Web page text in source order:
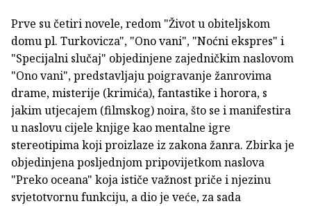
Prve su četiri novele, redom "Život u obiteljskom
domu pl. Turkovicza", "Ono vani", "Noćni ekspres" i
"Specijalni slučaj" objedinjene zajedničkim naslovom
"Ono vani", predstavljaju poigravanje žanrovima
drame, misterije (krimića), fantastike i horora, s
jakim utjecajem (filmskog) noira, što se i manifestira
u naslovu cijele knjige kao mentalne igre
stereotipima koji proizlaze iz zakona žanra. Zbirka je
objedinjena posljednjom pripovijetkom naslova
"Preko oceana" koja ističe važnost priče i njezinu
svjetotvornu funkciju, a dio je veće, za sada